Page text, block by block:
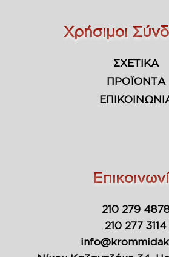
Χρήσιμοι
ΣΧΕΤΙΚΑ
ΠΡΟΪΟΝΤΑ
210 279
210 277 3114